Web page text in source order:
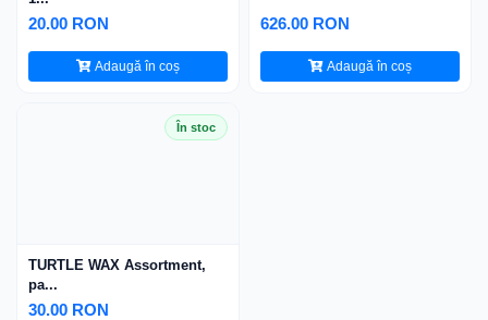
20.00 RON
Adaugă în coș
626.00 RON
Adaugă în coș
În stoc
TURTLE WAX Assortment,
pa...
30.00 RON